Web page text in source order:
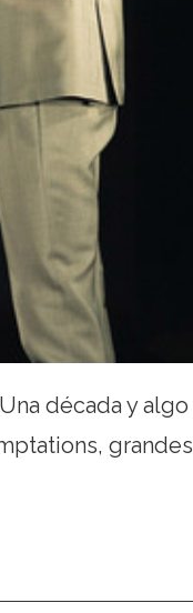
década y algo
grandes